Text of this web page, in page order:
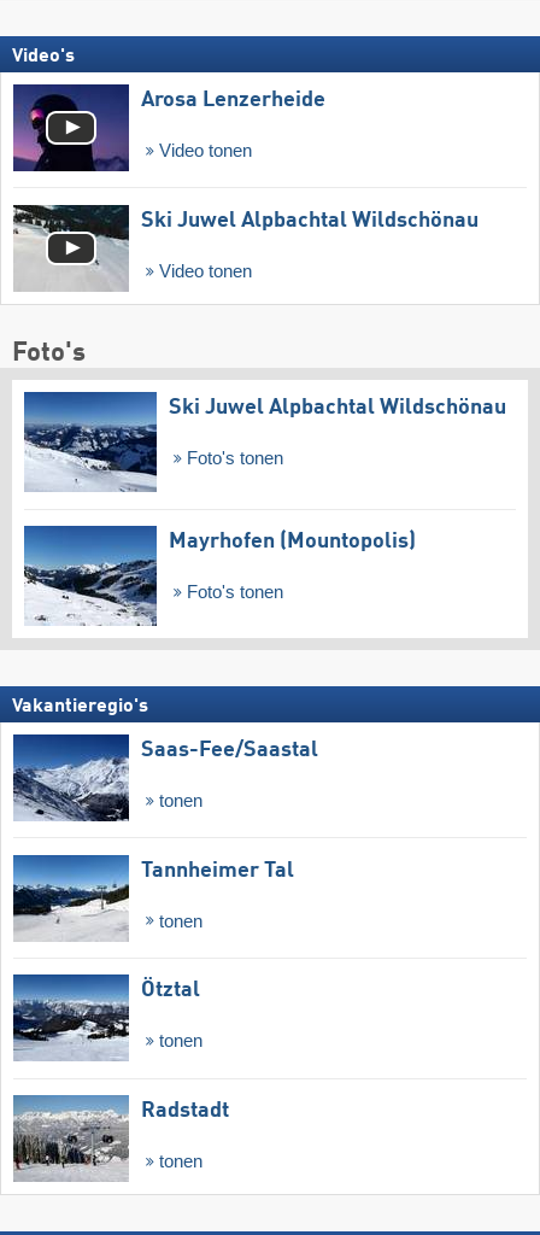
Video's
Arosa Lenzerheide
Video tonen
Ski Juwel Alpbachtal Wildschönau
Video tonen
Foto's
Ski Juwel Alpbachtal Wildschönau
Foto's tonen
Mayrhofen (Mountopolis)
Foto's tonen
Vakantieregio's
Saas-Fee/​Saastal
tonen
Tannheimer Tal
tonen
Ötztal
tonen
Radstadt
tonen